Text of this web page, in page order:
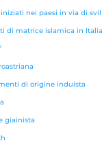
nei paesi in via di
di matrice islamica in Italia
di origine induista
giainista